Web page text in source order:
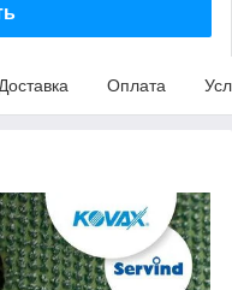
Доставка Оплата